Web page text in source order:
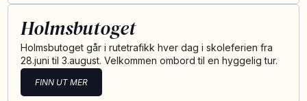
Holmsbutoget
Holmsbutoget går i rutetrafikk hver dag i skoleferien fra
28.juni til 3.august. Velkommen ombord til en hyggelig tur.
FINN UT MER